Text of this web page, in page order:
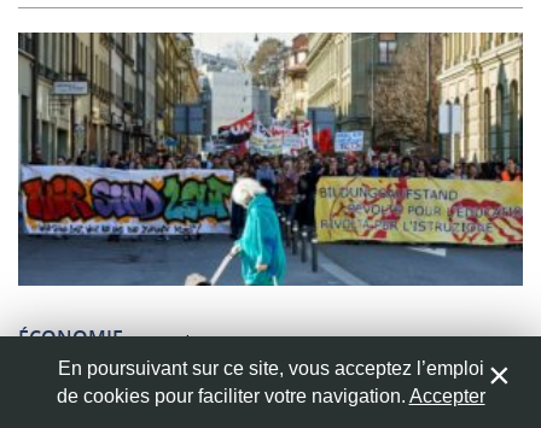
ÉCONOMIE 15 novembre 2018
Face à la précarité estudiantine :
s’organiser !
En poursuivant sur ce site, vous acceptez l’emploi
de cookies pour faciliter votre navigation. Accepter